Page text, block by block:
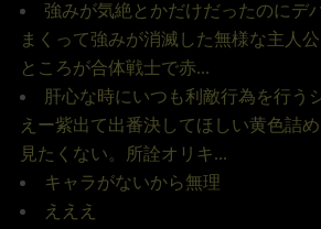
強みが気絶とかだけだったのにデ
まくって強みが消滅した無様な主人
ところが合体戦士で赤...
肝心な時にいつも利敵行為を行う
えー紫出て出番決してほしい黄色詰
見たくない。所詮オリキ...
キャラがないから無理
えええ